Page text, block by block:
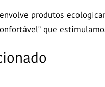
produtos
que